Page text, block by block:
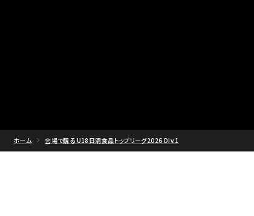
ホーム 会場で観る U18日清食品トップリーグ2026 Div.1